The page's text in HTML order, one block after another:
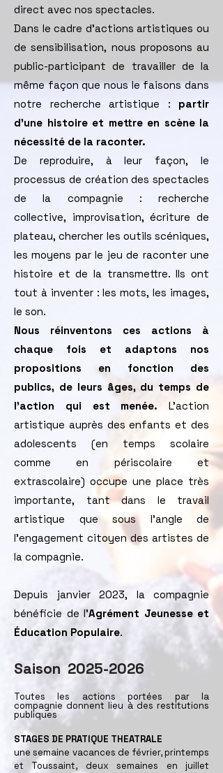
direct avec nos spectacles.
Dans le cadre d’actions artistiques ou
de sensibilisation, nous proposons au
public-participant de travailler de la
même façon que nous le faisons dans
notre recherche artistique : partir
d’une histoire et mettre en scène la
nécessité de la raconter.
De reproduire, à leur façon, le
processus de création des spectacles
de la compagnie : recherche
collective, improvisation, écriture de
plateau, chercher les outils scéniques,
les moyens par le jeu de raconter une
histoire et de la transmettre. Ils ont
tout à inventer : les mots, les images,
le son.
Nous réinventons ces actions à
chaque fois et adaptons nos
propositions en fonction des
publics, de leurs âges, du temps de
l’action qui est menée. L’action
artistique auprès des enfants et des
adolescents (en temps scolaire
comme en périscolaire et
extrascolaire) occupe une place très
importante, tant dans le travail
artistique que sous l’angle de
l’engagement citoyen des artistes de
la compagnie.
Depuis janvier 2023, la compagnie
bénéficie de l'Agrément Jeunesse et
Éducation Populaire.
Saison2025-2026
Toutes les actions portées par la
compagnie donnent lieu à des restitutions
publiques
STAGES DE PRATIQUE THEATRALE
une semaine vacances de février, printemps
et Toussaint, deux semaines en juillet